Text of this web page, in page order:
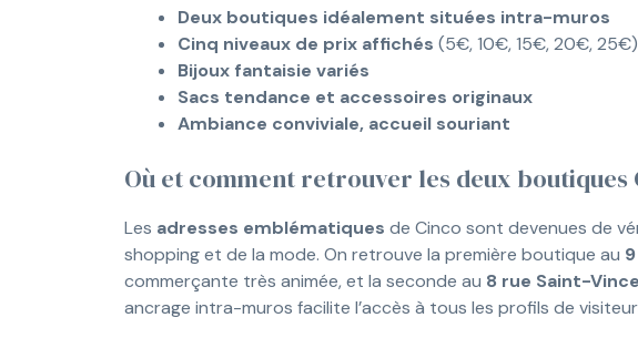
Deux boutiques idéalement situées intra-muros
Cinq niveaux de prix affichés (5€, 10€, 15€, 20€, 25€)
Bijoux fantaisie variés
Sacs tendance et accessoires originaux
Ambiance conviviale, accueil souriant
Où et comment retrouver les deux boutiques
Les adresses emblématiques de Cinco sont devenues de
shopping et de la mode. On retrouve la première boutique au
commerçante très animée, et la seconde au 8 rue Saint-
ancrage intra-muros facilite l’accès à tous les profils de